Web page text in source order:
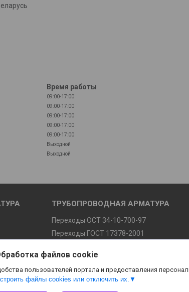
Время работы
09:00-17:00
09:00-17:00
09:00-17:00
09:00-17:00
09:00-17:00
Выходной
Выходной
ТРУБОПРОВОДНАЯ АРМАТУРА
Переходы ОСТ 34-10-700-97
Переходы ГОСТ 17378-2001
файлов cookie
пользователей портала и предоставления
файлы cookies или отключить их.